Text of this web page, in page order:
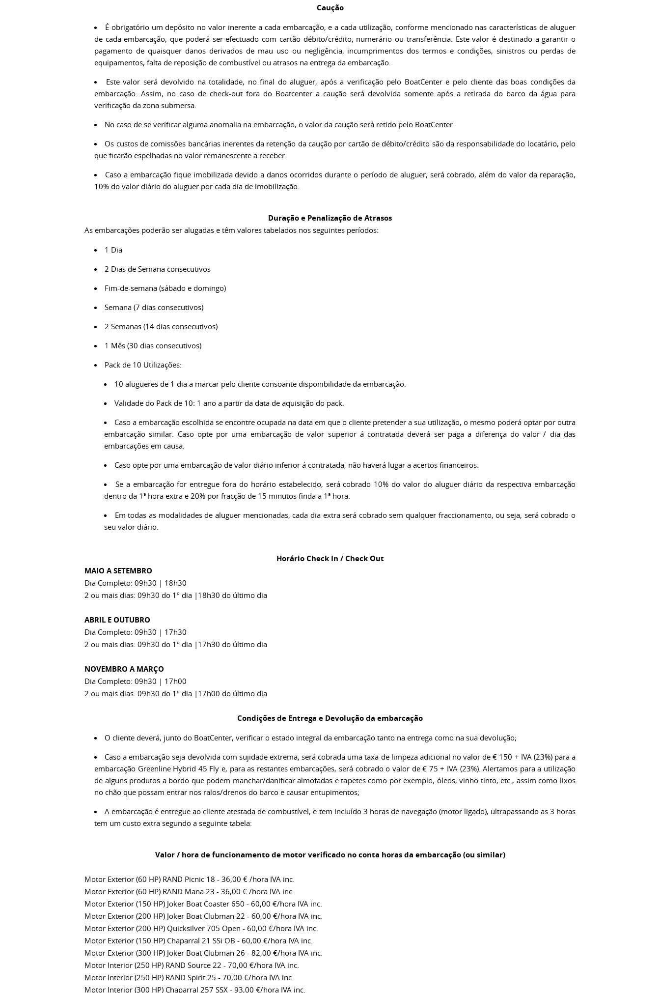
Caução
É obrigatório um depósito no valor inerente a cada embarcação, e a cada utilização, conforme mencionado nas características de aluguer
de cada embarcação, que poderá ser efectuado com cartão débito/crédito, numerário ou transferência. Este valor é destinado a garantir o
pagamento de quaisquer danos derivados de mau uso ou negligência, incumprimentos dos termos e condições, sinistros ou perdas de
equipamentos, falta de reposição de combustível ou atrasos na entrega da embarcação.
Este valor será devolvido na totalidade, no final do aluguer, após a verificação pelo BoatCenter e pelo cliente das boas condições da
embarcação. Assim, no caso de check-out fora do Boatcenter a caução será devolvida somente após a retirada do barco da água para
verificação da zona submersa.
No caso de se verificar alguma anomalia na embarcação, o valor da caução será retido pelo BoatCenter.
Os custos de comissões bancárias inerentes da retenção da caução por cartão de débito/crédito são da responsabilidade do locatário, pelo
que ficarão espelhadas no valor remanescente a receber.
Caso a embarcação fique imobilizada devido a danos ocorridos durante o período de aluguer, será cobrado, além do valor da reparação,
10% do valor diário do aluguer por cada dia de imobilização.
Duração e Penalização de Atrasos
As embarcações poderão ser alugadas e têm valores tabelados nos seguintes períodos:
1 Dia
2 Dias de Semana consecutivos
Fim-de-semana (sábado e domingo)
Semana (7 dias consecutivos)
2 Semanas (14 dias consecutivos)
1 Mês (30 dias consecutivos)
Pack de 10 Utilizações:
10 alugueres de 1 dia a marcar pelo cliente consoante disponibilidade da embarcação.
Validade do Pack de 10: 1 ano a partir da data de aquisição do pack.
Caso a embarcação escolhida se encontre ocupada na data em que o cliente pretender a sua utilização, o mesmo poderá optar por outra
embarcação similar. Caso opte por uma embarcação de valor superior á contratada deverá ser paga a diferença do valor / dia das
embarcações em causa.
Caso opte por uma embarcação de valor diário inferior á contratada, não haverá lugar a acertos financeiros.
Se a embarcação for entregue fora do horário estabelecido, será cobrado 10% do valor do aluguer diário da respectiva embarcação
dentro da 1ª hora extra e 20% por fracção de 15 minutos finda a 1ª hora.
Em todas as modalidades de aluguer mencionadas, cada dia extra será cobrado sem qualquer fraccionamento, ou seja, será cobrado o
seu valor diário.
Horário Check In / Check Out
MAIO A SETEMBRO
Dia Completo: 09h30 | 18h30
2 ou mais dias: 09h30 do 1º dia |18h30 do último dia
ABRIL E OUTUBRO
Dia Completo: 09h30 | 17h30
2 ou mais dias: 09h30 do 1º dia |17h30 do último dia
NOVEMBRO A MARÇO
Dia Completo: 09h30 | 17h00
2 ou mais dias: 09h30 do 1º dia |17h00 do último dia
Condições de Entrega e Devolução da embarcação
O cliente deverá, junto do BoatCenter, verificar o estado integral da embarcação tanto na entrega como na sua devolução;
Caso a embarcação seja devolvida com sujidade extrema, será cobrada uma taxa de limpeza adicional no valor de € 150 + IVA (23%) para a
embarcação Greenline Hybrid 45 Fly e, para as restantes embarcações, será cobrado o valor de € 75 + IVA (23%). Alertamos para a utilização
de alguns produtos a bordo que podem manchar/danificar almofadas e tapetes como por exemplo, óleos, vinho tinto, etc., assim como lixos
no chão que possam entrar nos ralos/drenos do barco e causar entupimentos;
A embarcação é entregue ao cliente atestada de combustível, e tem incluído 3 horas de navegação (motor ligado), ultrapassando as 3 horas
tem um custo extra segundo a seguinte tabela:
Valor / hora de funcionamento de motor verificado no conta horas da embarcação (ou similar)
Motor Exterior (60 HP) RAND Picnic 18 - 36,00 € /hora IVA inc.
Motor Exterior (60 HP) RAND Mana 23 - 36,00 € /hora IVA inc.
Motor Exterior (150 HP) Joker Boat Coaster 650 - 60,00 €/hora IVA inc.
Motor Exterior (200 HP) Joker Boat Clubman 22 - 60,00 €/hora IVA inc.
Motor Exterior (200 HP) Quicksilver 705 Open - 60,00 €/hora IVA inc.
Motor Exterior (150 HP) Chaparral 21 SSi OB - 60,00 €/hora IVA inc.
Motor Exterior (300 HP) Joker Boat Clubman 26 - 82,00 €/hora IVA inc.
Motor Interior (250 HP) RAND Source 22 - 70,00 €/hora IVA inc.
Motor Interior (250 HP) RAND Spirit 25 - 70,00 €/hora IVA inc.
Motor Interior (300 HP) Chaparral 257 SSX - 93,00 €/hora IVA inc.